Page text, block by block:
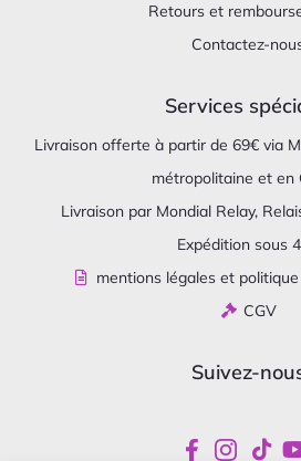
Retours et
Contactez-
Services
Livraison offerte à partir de 69€ via
métropolitaine et en
Livraison par Mondial Relay,
Expédition sous
mentions légales et
CGV
Suivez-